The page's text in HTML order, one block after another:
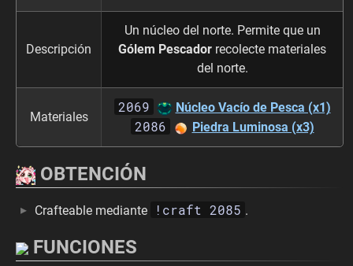
Descripción
Un núcleo del norte. Permite que un
Gólem Pescador recolecte materiales
del norte.
Materiales
2069 Núcleo Vacío de Pesca (x1)
2086 Piedra Luminosa (x3)
OBTENCIÓN
Crafteable mediante !craft 2085 .
FUNCIONES